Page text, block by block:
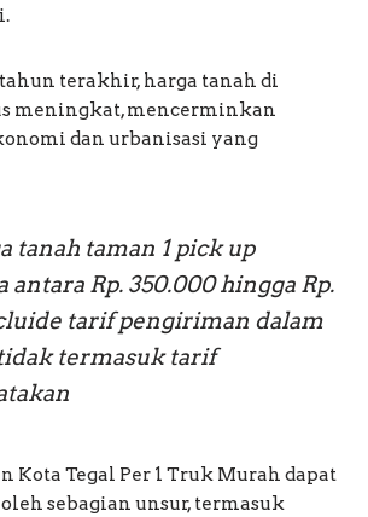
terakhir, harga tanah di
meningkat, mencerminkan
dan urbanisasi yang
tanah taman 1 pick up
antara Rp. 350.000 hingga Rp.
tarif pengiriman dalam
termasuk tarif
Kota Tegal Per 1 Truk Murah dapat
sebagian unsur, termasuk